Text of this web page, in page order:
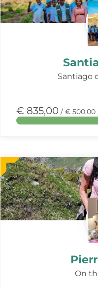
Santiago
€ 835,00 / € 500,00
On
Meer
over
deze
actie